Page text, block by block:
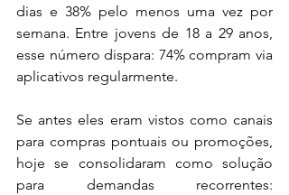
dias e 38% pelo menos uma vez por
semana. Entre jovens de 18 a 29 anos,
esse número dispara: 74% compram via
aplicativos regularmente.
Se antes eles eram vistos como canais
para compras pontuais ou promoções,
hoje se consolidaram como solução
para demandas recorrentes: